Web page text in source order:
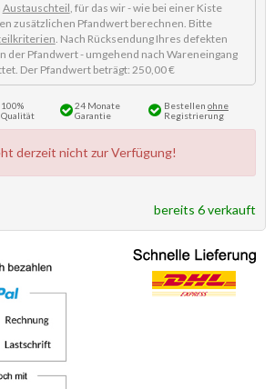
Austauschteil, für das wir - wie bei einer Kiste
zusätzlichen Pfandwert berechnen. Bitte
. Nach Rücksendung Ihres defekten
der Pfandwert - umgehend nach Wareneingang
Der Pfandwert beträgt: 250,00 €
100%
Qualität
24 Monate
Garantie
Bestellen ohne
Registrierung
derzeit nicht zur Verfügung!
bereits 6 verkauft